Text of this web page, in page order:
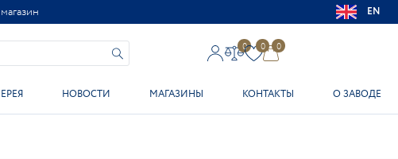
EN
0 0 0
НОВОСТИ МАГАЗИНЫ КОНТАКТЫ О ЗАВОДЕ